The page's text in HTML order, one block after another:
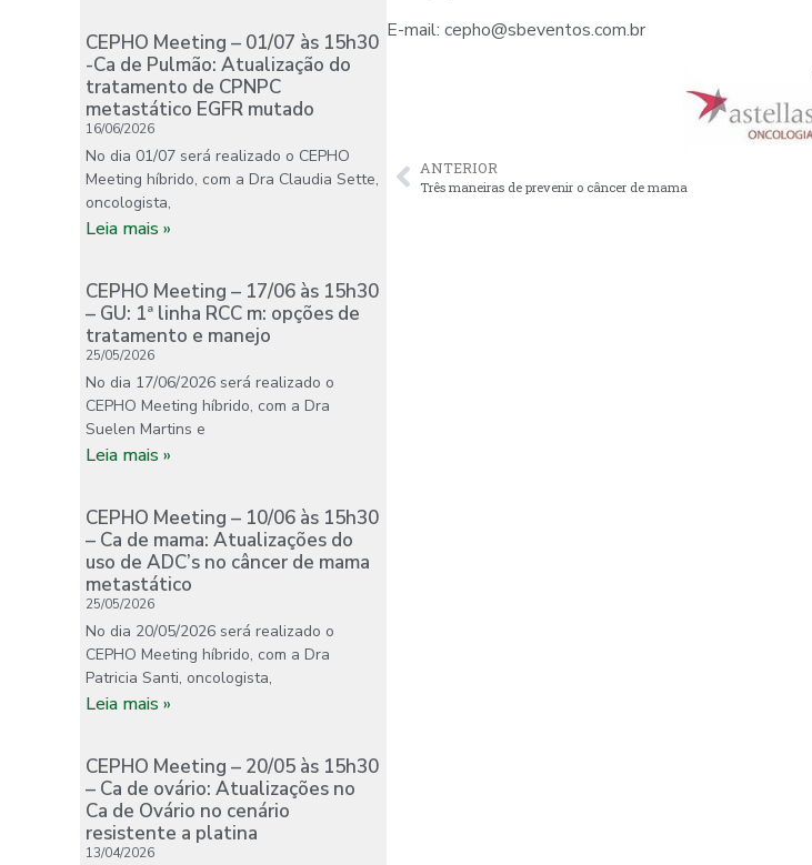
CEPHO Meeting – 01/07 às 15h30
-Ca de Pulmão: Atualização do
tratamento de CPNPC
metastático EGFR mutado
16/06/2026
No dia 01/07 será realizado o CEPHO
Meeting híbrido, com a Dra Claudia Sette,
oncologista,
Leia mais »
CEPHO Meeting – 17/06 às 15h30
– GU: 1ª linha RCC m: opções de
tratamento e manejo
25/05/2026
No dia 17/06/2026 será realizado o
CEPHO Meeting híbrido, com a Dra
Suelen Martins e
Leia mais »
CEPHO Meeting – 10/06 às 15h30
– Ca de mama: Atualizações do
uso de ADC’s no câncer de mama
metastático
25/05/2026
No dia 20/05/2026 será realizado o
CEPHO Meeting híbrido, com a Dra
Patricia Santi, oncologista,
Leia mais »
CEPHO Meeting – 20/05 às 15h30
– Ca de ovário: Atualizações no
Ca de Ovário no cenário
resistente a platina
13/04/2026
E-mail: cepho@sbeventos.com.br
ANTERIOR
Três maneiras de prevenir o câncer de mama